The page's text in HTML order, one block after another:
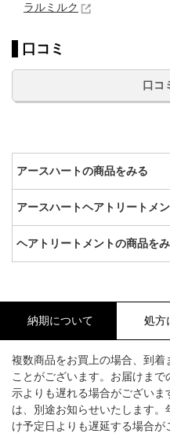
ラルミルク
口コミ
口コ
アースハートの商品をみる
アースハートヘアトリートメ
ヘアトリートメントの商品を
納期について 処方
複数商品をお買上の場合、到着
ことがございます。お届けま
示よりも遅れる場合がござい
は、別途お知らせいたします
け予定日よりも遅延する場合が